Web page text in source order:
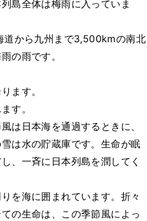
島全体は梅雨に入っていま
道から九州まで3,500kmの南北
の雨です。
ます。
す。
は日本海を通過するときに、
は水の貯蔵庫です。生命が眠
、一斉に日本列島を潤してく
を海に囲まれています。折々
の生命は、この季節風によっ